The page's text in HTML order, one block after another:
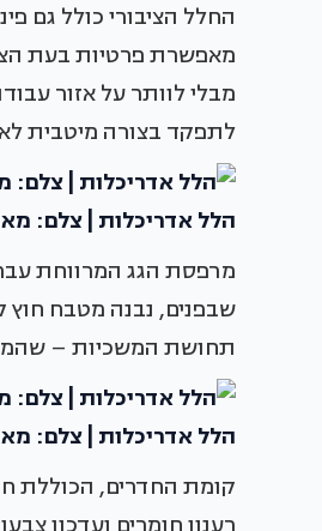
החלל הציבורי כולל גם
מאפשרת פרטיות בעת
מבלי לוותר על אזור
לתפקד בצורה מיטבית
הלל אדריכלות | צלם:
מרפסת הגג המרווחת
שבפנים, נבנה מטבח חוץ
תחושת המשכיות –
הלל אדריכלות | צלם:
קומת החדרים, הכוללת